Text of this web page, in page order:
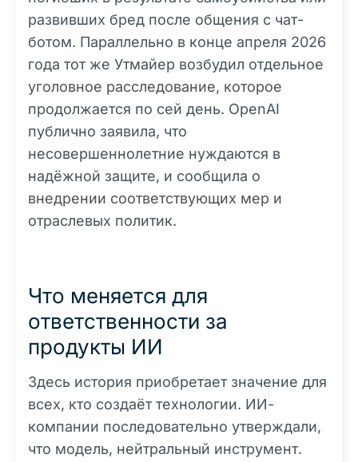
развивших бред после общения с чат-
ботом. Параллельно в конце апреля 2026
года тот же Утмайер возбудил отдельное
уголовное расследование, которое
продолжается по сей день. OpenAI
публично заявила, что
несовершеннолетние нуждаются в
надёжной защите, и сообщила о
внедрении соответствующих мер и
отраслевых политик.
Что меняется для
ответственности за
продукты ИИ
Здесь история приобретает значение для
всех, кто создаёт технологии. ИИ-
компании последовательно утверждали,
что модель, нейтральный инструмент.